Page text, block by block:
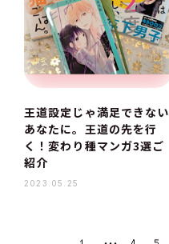
王道設定じゃ満足できない
あなたに。王道の先を行
く！変わり種マンガ3選ご
紹介
2023.05.25